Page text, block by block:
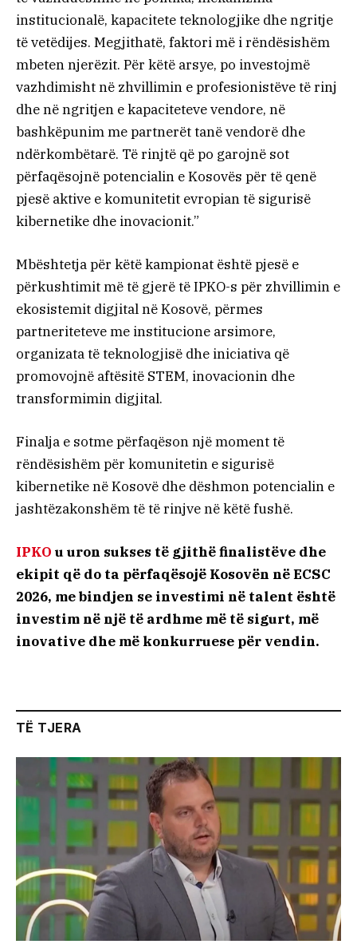
institucionalë, kapacitete teknologjike dhe ngritje
të vetëdijes. Megjithatë, faktori më i rëndësishëm
mbeten njerëzit. Për këtë arsye, po investojmë
vazhdimisht në zhvillimin e profesionistëve të rinj
dhe në ngritjen e kapaciteteve vendore, në
bashkëpunim me partnerët tanë vendorë dhe
ndërkombëtarë. Të rinjtë që po garojnë sot
përfaqësojnë potencialin e Kosovës për të qenë
pjesë aktive e komunitetit evropian të sigurisë
kibernetike dhe inovacionit.”
Mbështetja për këtë kampionat është pjesë e
përkushtimit më të gjerë të IPKO-s për zhvillimin e
ekosistemit digjital në Kosovë, përmes
partneriteteve me institucione arsimore,
organizata të teknologjisë dhe iniciativa që
promovojnë aftësitë STEM, inovacionin dhe
transformimin digjital.
Finalja e sotme përfaqëson një moment të
rëndësishëm për komunitetin e sigurisë
kibernetike në Kosovë dhe dëshmon potencialin e
jashtëzakonshëm të të rinjve në këtë fushë.
IPKO u uron sukses të gjithë finalistëve dhe
ekipit që do ta përfaqësojë Kosovën në ECSC
2026, me bindjen se investimi në talent është
investim në një të ardhme më të sigurt, më
inovative dhe më konkurruese për vendin.
TË TJERA